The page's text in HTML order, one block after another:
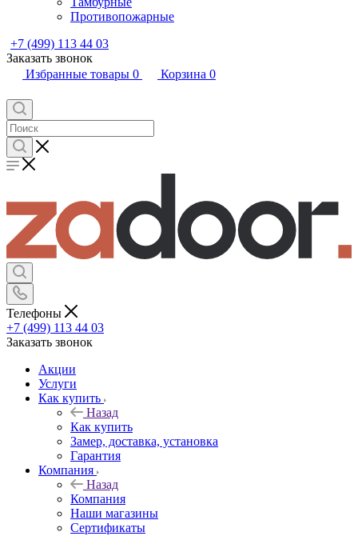
Противопожарные
+7 (499) 113 44 03
Заказать звонок
Избранные товары 0 Корзина 0
Телефоны
+7 (499) 113 44 03
Заказать звонок
Акции
Услуги
Как купить
Назад
Как купить
Замер, доставка, установка
Гарантия
Компания
Назад
Компания
Наши магазины
Сертификаты